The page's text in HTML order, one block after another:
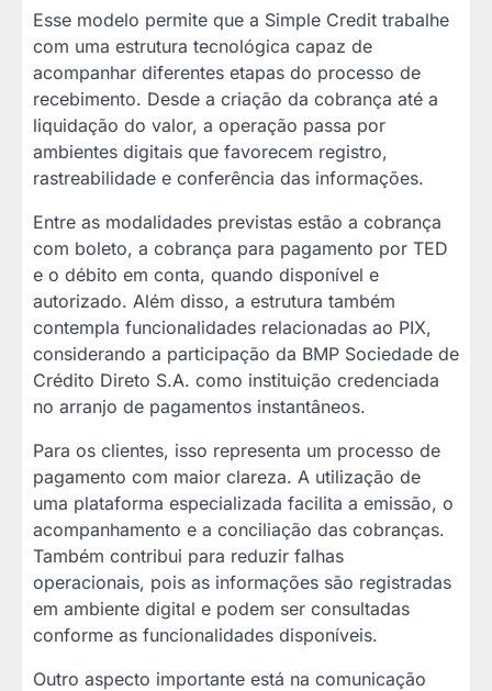
Esse modelo permite que a Simple Credit trabalhe
com uma estrutura tecnológica capaz de
acompanhar diferentes etapas do processo de
recebimento. Desde a criação da cobrança até a
liquidação do valor, a operação passa por
ambientes digitais que favorecem registro,
rastreabilidade e conferência das informações.
Entre as modalidades previstas estão a cobrança
com boleto, a cobrança para pagamento por TED
e o débito em conta, quando disponível e
autorizado. Além disso, a estrutura também
contempla funcionalidades relacionadas ao PIX,
considerando a participação da BMP Sociedade de
Crédito Direto S.A. como instituição credenciada
no arranjo de pagamentos instantâneos.
Para os clientes, isso representa um processo de
pagamento com maior clareza. A utilização de
uma plataforma especializada facilita a emissão, o
acompanhamento e a conciliação das cobranças.
Também contribui para reduzir falhas
operacionais, pois as informações são registradas
em ambiente digital e podem ser consultadas
conforme as funcionalidades disponíveis.
Outro aspecto importante está na comunicação